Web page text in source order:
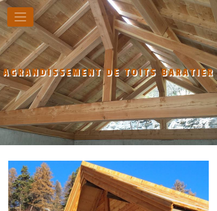
Panneau de gestion des cookies
AGRANDISSEMENT DE TOITS BARATIER